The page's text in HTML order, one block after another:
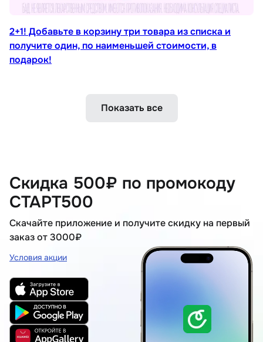
2+1! Добавьте в корзину три товара из списка и
получите один, по наименьшей стоимости, в
подарок!
Показать все
Скидка 500₽ по промокоду
СТАРТ500
Скачайте приложение и получите скидку на первый
заказ от 3000₽
Условия акции